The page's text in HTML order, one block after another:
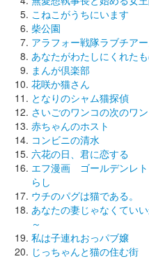
こねこがうちにいます
柴公園
アラフォー戦隊ラブチア
あなたがわたしにくれた
まんが倶楽部
花咲か猫さん
となりのシャム猫探偵
さいごのワンコの次のワ
赤ちゃんのホスト
コンビニの清水
六花の日、君に恋する
エフ漫画 ゴールデンレ
らし
ウチのパグは猫である。
あなたの妻じゃなくてい
～
私は子連れおっパブ嬢
じっちゃんと猫の住む街